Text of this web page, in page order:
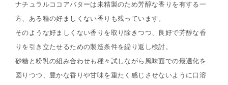
ナチュラルココアバターは未精製のため芳醇な香りを有する一
方、ある種の好ましくない香りも残っています。
そのような好ましくない香りを取り除きつつ、良好で芳醇な香
りを引き立たせるための製造条件を繰り返し検討。
砂糖と粉乳の組み合わせも種々試しながら風味面での最適化を
図りつつ、豊かな香りや甘味を重たく感じさせないように口溶